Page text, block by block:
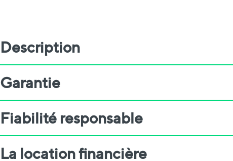
Description
Garantie
Fiabilité responsable
La location financière